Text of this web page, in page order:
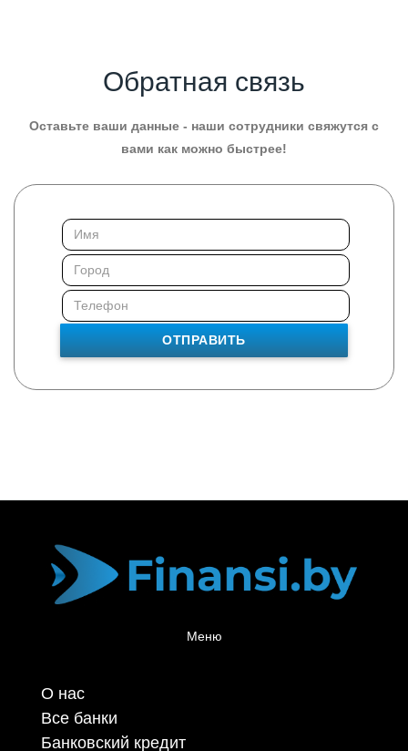
Обратная связь
Оставьте ваши данные - наши сотрудники свяжутся с
вами как можно быстрее!
ОТПРАВИТЬ
Меню
О нас
Все банки
Банковский кредит